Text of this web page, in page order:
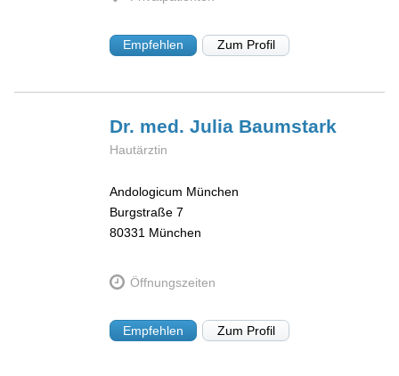
Empfehlen Zum Profil
Dr. med. Julia Baumstark
Hautärztin
Andologicum München
Burgstraße 7
80331 München
Öffnungszeiten
Empfehlen Zum Profil